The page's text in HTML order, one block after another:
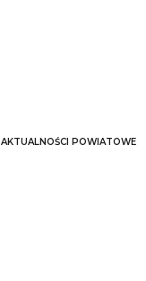
AKTUALNOŚCI POWIATOWE